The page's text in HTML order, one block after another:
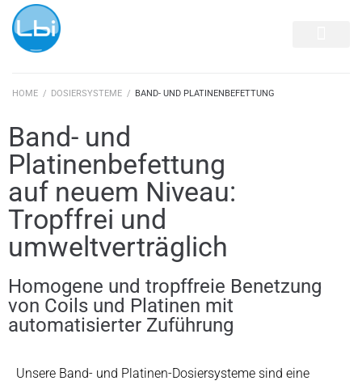
HOME / DOSIERSYSTEME / BAND- UND PLATINENBEFETTUNG
Band- und
Platinenbefettung
auf neuem Niveau:
Tropffrei und
umweltverträglich
Homogene und tropffreie Benetzung
von Coils und Platinen mit
automatisierter Zuführung
Unsere Band- und Platinen-Dosiersysteme sind eine